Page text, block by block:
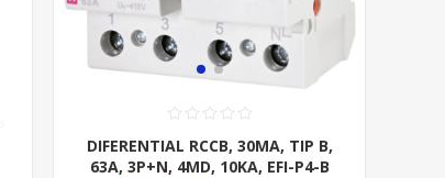
DIFERENTIAL RCCB, 30MA, TIP B,
63A, 3P+N, 4MD, 10KA, EFI-P4-B